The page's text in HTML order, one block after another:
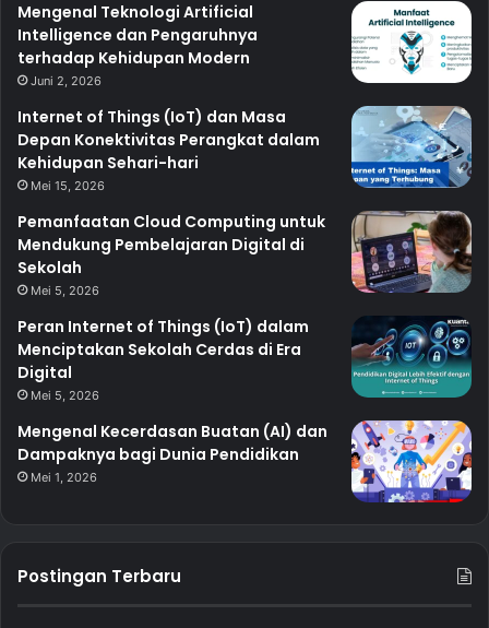
Mengenal Teknologi Artificial
Intelligence dan Pengaruhnya
terhadap Kehidupan Modern
Juni 2, 2026
Internet of Things (IoT) dan Masa
Depan Konektivitas Perangkat dalam
Kehidupan Sehari-hari
Mei 15, 2026
Pemanfaatan Cloud Computing untuk
Mendukung Pembelajaran Digital di
Sekolah
Mei 5, 2026
Peran Internet of Things (IoT) dalam
Menciptakan Sekolah Cerdas di Era
Digital
Mei 5, 2026
Mengenal Kecerdasan Buatan (AI) dan
Dampaknya bagi Dunia Pendidikan
Mei 1, 2026
Postingan Terbaru